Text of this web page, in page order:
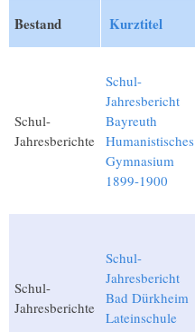
Bestand Kurztitel
Schul-
Jahresberichte
Schul-
Jahresbericht
Bayreuth
Humanistisches
Gymnasium
1899-1900
Schul-
Jahresberichte
Schul-
Jahresbericht
Bad Dürkheim
Lateinschule